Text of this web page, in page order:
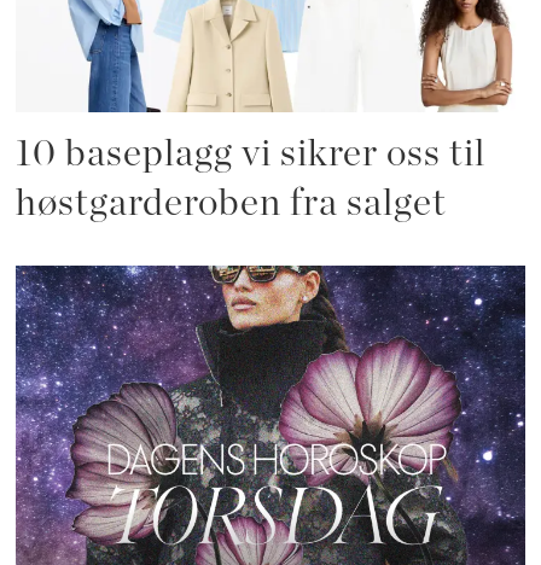
10 baseplagg vi sikrer oss til
høstgarderoben fra salget